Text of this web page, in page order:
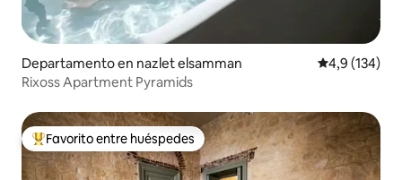
Departamento en nazlet elsamman Calificación
4,9 (134)
Rixoss Apartment Pyramids
Favorito entre los huéspedes más destacados
Favorito entre huéspedes